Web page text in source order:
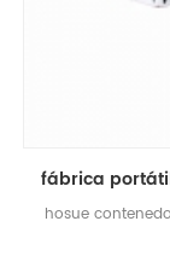
hosue